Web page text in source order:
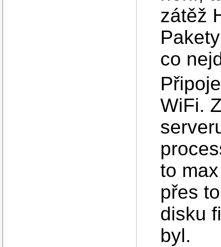
zátěž
co
WiFi.
to
přes
disku
byl.